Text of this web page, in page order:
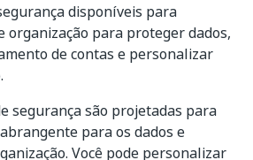
disponíveis para
organização para proteger dados,
de contas e personalizar
segurança são projetadas para
para os dados e
Você pode personalizar